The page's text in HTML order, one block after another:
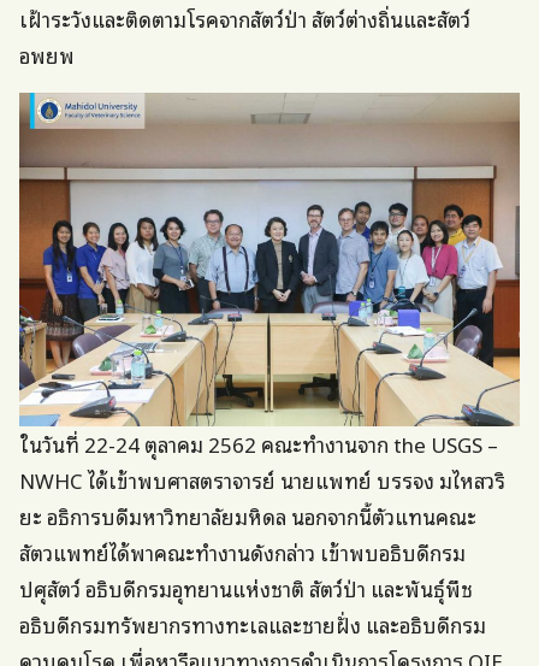
เฝ้าระวังและติดตามโรคจากสัตว์ป่า สัตว์ต่างถิ่นและสัตว์
อพยพ
ในวันที่ 22-24 ตุลาคม 2562 คณะทำงานจาก the USGS –
NWHC ได้เข้าพบศาสตราจารย์ นายแพทย์ บรรจง มไหสวริ
ยะ อธิการบดีมหาวิทยาลัยมหิดล นอกจากนี้ตัวแทนคณะ
สัตวแพทย์ได้พาคณะทำงานดังกล่าว เข้าพบอธิบดีกรม
ปศุสัตว์ อธิบดีกรมอุทยานแห่งชาติ สัตว์ป่า และพันธุ์พืช
อธิบดีกรมทรัพยากรทางทะเลและชายฝั่ง และอธิบดีกรม